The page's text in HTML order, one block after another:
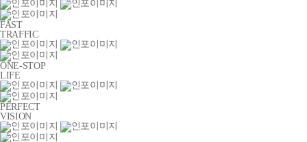
FAST
TRAFFIC
ONE-STOP
LIFE
PERFECT
VISION